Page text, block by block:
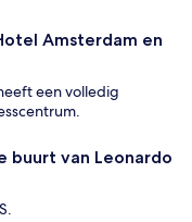
Amsterdam en
een volledig
buurt van Leonardo